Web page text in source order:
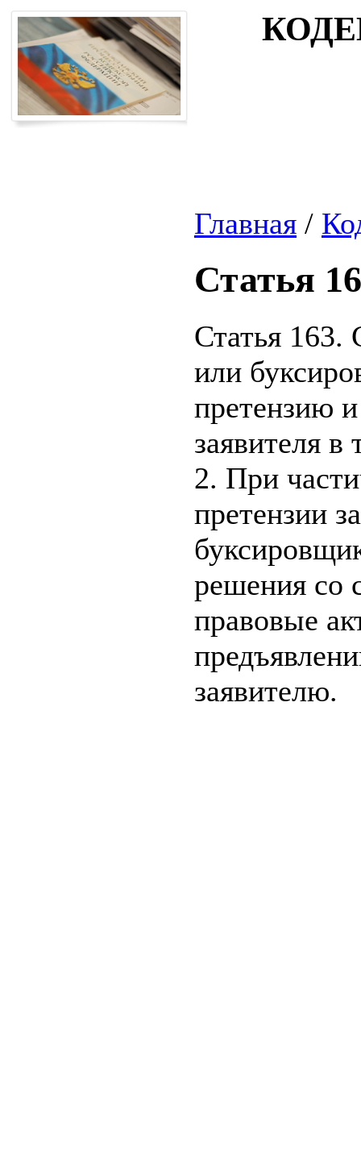
Главная /
Статья
Статья 163.
или
претензию
заявителя в
2. При
претензии
решения со
правовые
заявителю.